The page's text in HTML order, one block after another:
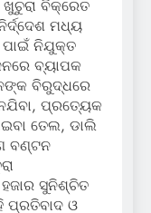
ବିକ୍ରେତ
ମଧ୍ୟ
ପାଇଁ ନିଯୁକ୍ତ
ବ୍ୟାପକ
ବିରୁଦ୍ଧରେ
ପ୍ରତ୍ୟେକ
ତେଲ, ଡାଲି
ବଣ୍ଟନ
ସୁନିଶ୍ଚିତ
ପ୍ରତିବାଦ ଓ